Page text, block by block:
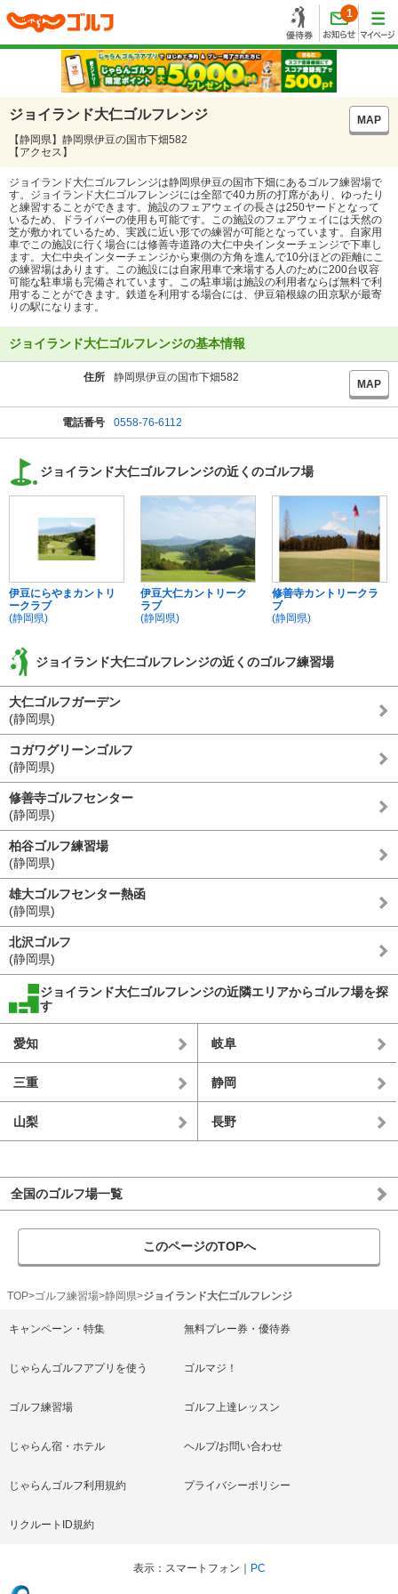
1
ジョイランド大仁ゴルフレンジ
MAP
【静岡県】静岡県伊豆の国市下畑582
【アクセス】
ジョイランド大仁ゴルフレンジは静岡県伊豆の国市下畑にあるゴルフ練習場で
す。ジョイランド大仁ゴルフレンジには全部で40カ所の打席があり、ゆったり
と練習することができます。施設のフェアウェイの長さは250ヤードとなって
いるため、ドライバーの使用も可能です。この施設のフェアウェイには天然の
芝が敷かれているため、実践に近い形での練習が可能となっています。自家用
車でこの施設に行く場合には修善寺道路の大仁中央インターチェンジで下車し
ます。大仁中央インターチェンジから東側の方角を進んで10分ほどの距離にこ
の練習場はあります。この施設には自家用車で来場する人のために200台収容
可能な駐車場も完備されています。この駐車場は施設の利用者ならば無料で利
用することができます。鉄道を利用する場合には、伊豆箱根線の田京駅が最寄
りの駅になります。
ジョイランド大仁ゴルフレンジの基本情報
住所 静岡県伊豆の国市下畑582
MAP
電話番号 0558-76-6112
ジョイランド大仁ゴルフレンジの近くのゴルフ場
伊豆にらやまカントリ
ークラブ
(静岡県)
伊豆大仁カントリーク
ラブ
(静岡県)
修善寺カントリークラ
ブ
(静岡県)
ジョイランド大仁ゴルフレンジの近くのゴルフ練習場
大仁ゴルフガーデン
(静岡県)
コガワグリーンゴルフ
(静岡県)
修善寺ゴルフセンター
(静岡県)
柏谷ゴルフ練習場
(静岡県)
雄大ゴルフセンター熱函
(静岡県)
北沢ゴルフ
(静岡県)
ジョイランド大仁ゴルフレンジの近隣エリアからゴルフ場を探
す
愛知 岐阜
三重 静岡
山梨 長野
全国のゴルフ場一覧
このページのTOPへ
TOP ゴルフ練習場 静岡県 ジョイランド大仁ゴルフレンジ
キャンペーン・特集 無料プレー券・優待券
じゃらんゴルフアプリを使う ゴルマジ！
ゴルフ練習場 ゴルフ上達レッスン
じゃらん宿・ホテル ヘルプ/お問い合わせ
じゃらんゴルフ利用規約 プライバシーポリシー
リクルートID規約
表示 スマートフォン PC